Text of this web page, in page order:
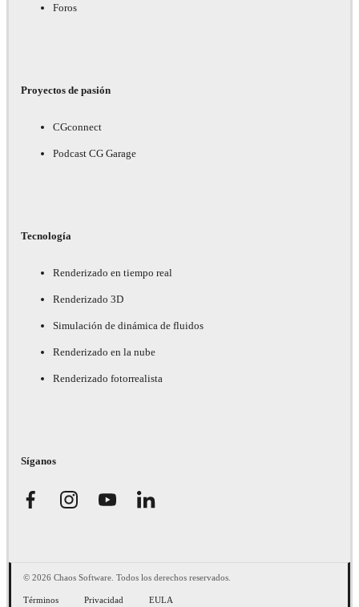
Foros
Proyectos de pasión
CGconnect
Podcast CG Garage
Tecnología
Renderizado en tiempo real
Renderizado 3D
Simulación de dinámica de fluidos
Renderizado en la nube
Renderizado fotorrealista
Síganos
© 2026 Chaos Software. Todos los derechos reservados.
Términos Privacidad EULA